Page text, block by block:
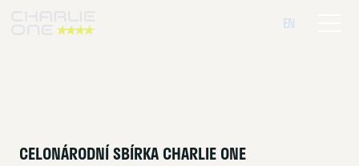
CS
EN
CELONÁRODNÍ SBÍRKA CHARLIE ONE